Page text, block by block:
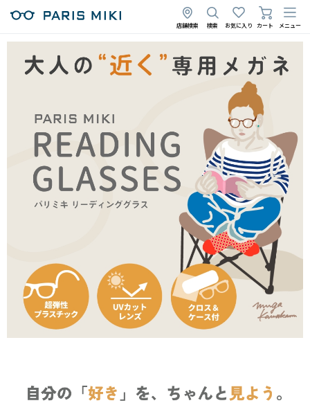
店舗検索 検索 お気に入り カート メニュー